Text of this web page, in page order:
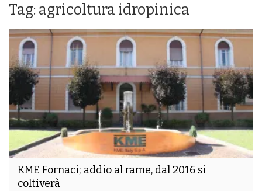
Tag: agricoltura idropinica
KME Fornaci; addio al rame, dal 2016 si
coltiverà